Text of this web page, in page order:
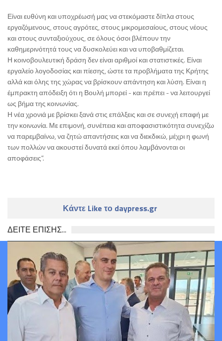
Είναι ευθύνη και υποχρέωσή μας να στεκόμαστε δίπλα στους
εργαζόμενους, στους αγρότες, στους μικρομεσαίους, στους νέους
και στους συνταξιούχους, σε όλους όσοι βλέπουν την
καθημερινότητά τους να δυσκολεύει και να υποβαθμίζεται.
Η κοινοβουλευτική δράση δεν είναι αριθμοί και στατιστικές. Είναι
εργαλείο λογοδοσίας και πίεσης, ώστε τα προβλήματα της Κρήτης
αλλά και όλης της χώρας να βρίσκουν απάντηση και λύση. Είναι η
έμπρακτη απόδειξη ότι η Βουλή μπορεί - και πρέπει - να λειτουργεί
ως βήμα της κοινωνίας.
Η νέα χρονιά με βρίσκει ξανά στις επάλξεις και σε συνεχή επαφή με
την κοινωνία. Με επιμονή, συνέπεια και αποφασιστικότητα συνεχίζω
να παρεμβαίνω, να ζητώ απαντήσεις και να διεκδικώ, μέχρι η φωνή
των πολλών να ακουστεί δυνατά εκεί όπου λαμβάνονται οι
αποφάσεις”.
Κάντε Like το daypress.gr
ΔΕΙΤΕ ΕΠΙΣΗΣ...